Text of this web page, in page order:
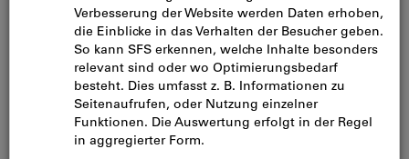
Bild zum Vergrößern anklicken